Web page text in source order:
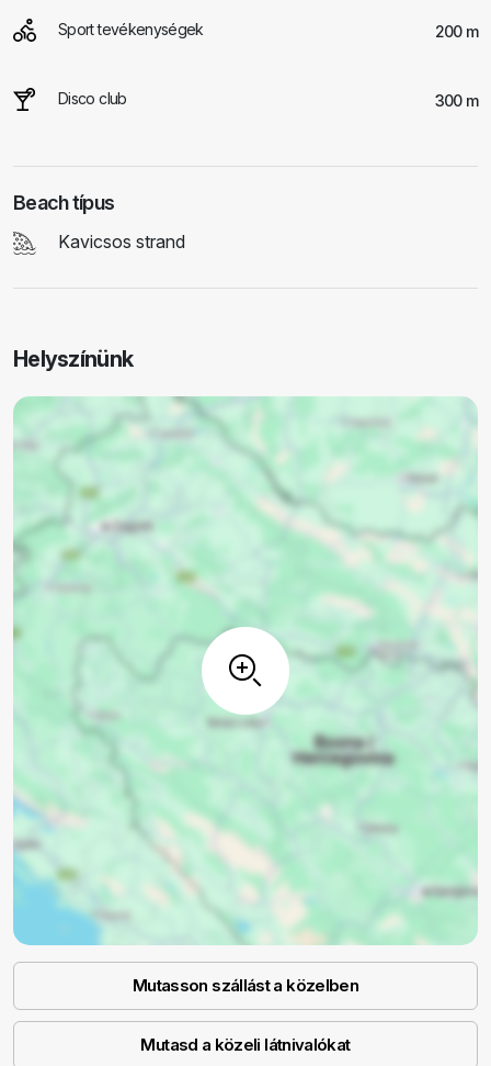
Sport tevékenységek 200 m
Disco club 300 m
Beach típus
Kavicsos strand
Helyszínünk
Mutasson szállást a közelben
Mutasd a közeli látnivalókat